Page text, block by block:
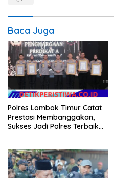
Baca Juga
Polres Lombok Timur Catat
Prestasi Membanggakan,
Sukses Jadi Polres Terbaik